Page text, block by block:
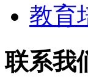
教育
联系我